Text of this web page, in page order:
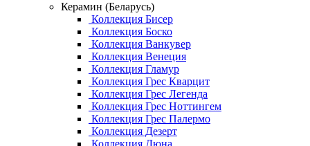
Керамин (Беларусь)
Коллекция Бисер
Коллекция Боско
Коллекция Ванкувер
Коллекция Венеция
Коллекция Гламур
Коллекция Грес Кварцит
Коллекция Грес Легенда
Коллекция Грес Ноттингем
Коллекция Грес Палермо
Коллекция Дезерт
Коллекция Дюна